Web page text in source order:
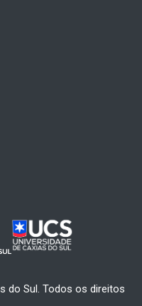
do Sul. Todos os direitos